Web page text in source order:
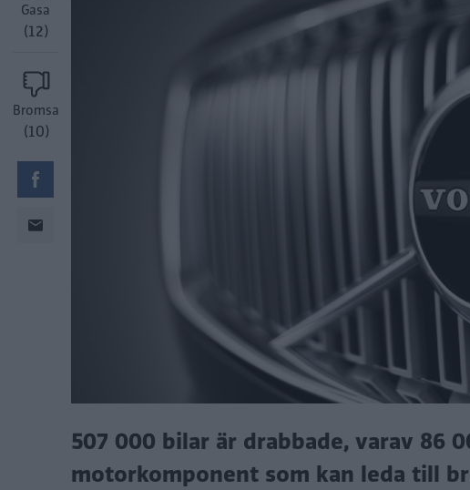
Gasa
(12)
Bromsa
(10)
507 000 bilar är drabbade, varav 86
motorkomponent som kan leda till